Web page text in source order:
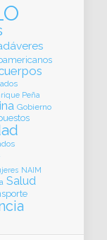
Peña
Gobierno
NAIM
Salud